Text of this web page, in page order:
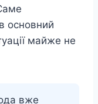
основний
майже не
вже